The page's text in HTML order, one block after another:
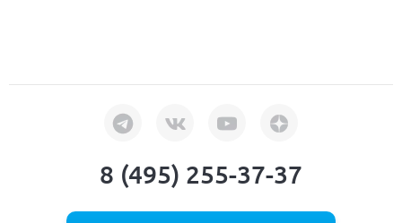
8 (495) 255-37-37